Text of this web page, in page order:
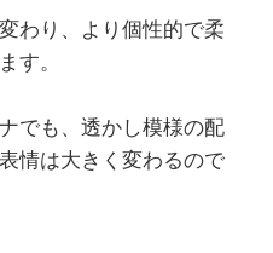
わり、より個性的で柔
す。
でも、透かし模様の配
情は大きく変わるので